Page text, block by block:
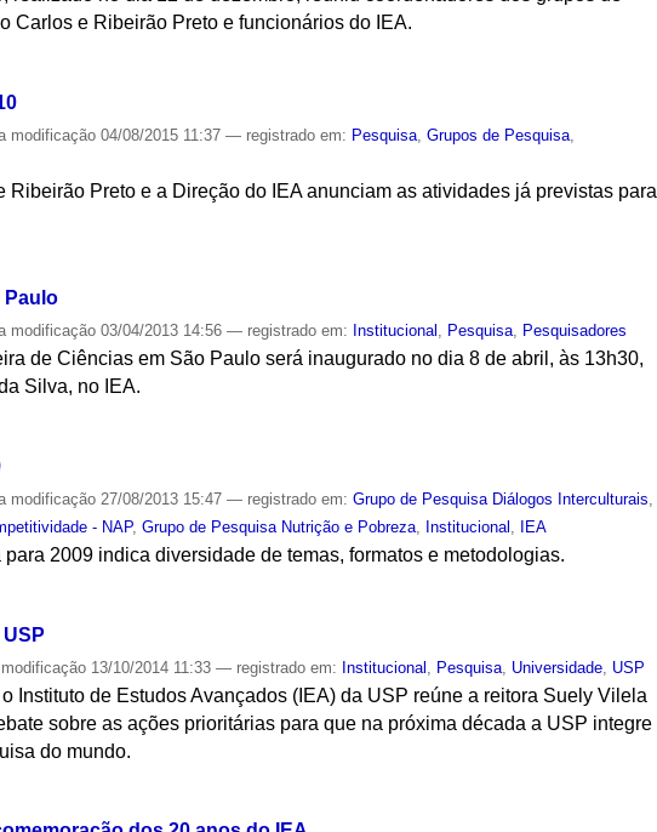
Carlos e Ribeirão Preto e funcionários do IEA.
modificação 04/08/2015 11:37— registrado em: Pesquisa ,Grupos de Pesquisa
Preto e a Direção do IEA anunciam as atividades já previstas para
Paulo
modificação 03/04/2013 14:56— registrado em: Institucional , Pesquisa, Pesquisadores
de Ciências em São Paulo será inaugurado no dia 8 de abril, às 13h30,
Silva, no IEA.
modificação 27/08/2013 15:47— registrado em:Grupo de Pesquisa Diálogos Interculturais
- NAP,Grupo de Pesquisa Nutrição e Pobreza Institucional IEA
2009 indica diversidade de temas, formatos e metodologias.
13/10/2014 11:33— registrado em: Institucional Pesquisa Universidade USP
Instituto de Estudos Avançados (IEA) da USP reúne a reitora Suely Vilela
sobre as ações prioritárias para que na próxima década a USP integre
do mundo.